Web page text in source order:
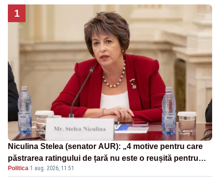
1
Niculina Stelea (senator AUR): „4 motive pentru care
păstrarea ratingului de țară nu este o reușită pentru
Guvernul Bolojan”
Politica·1 aug. 2026, 11:51